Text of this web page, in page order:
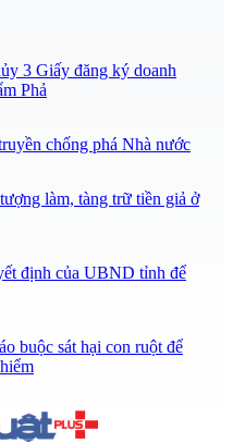
3 Giấy đăng ký doanh
Phả
chống phá Nhà nước
làm, tàng trữ tiền giả ở
định của UBND tỉnh để
buộc sát hại con ruột để